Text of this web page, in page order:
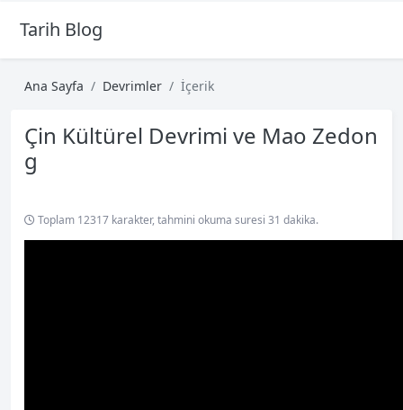
Tarih Blog
Ana Sayfa Devrimler İçerik
Çin Kültürel Devrimi ve Mao Zedon
g
Toplam 12317 karakter, tahmini okuma suresi 31 dakika.